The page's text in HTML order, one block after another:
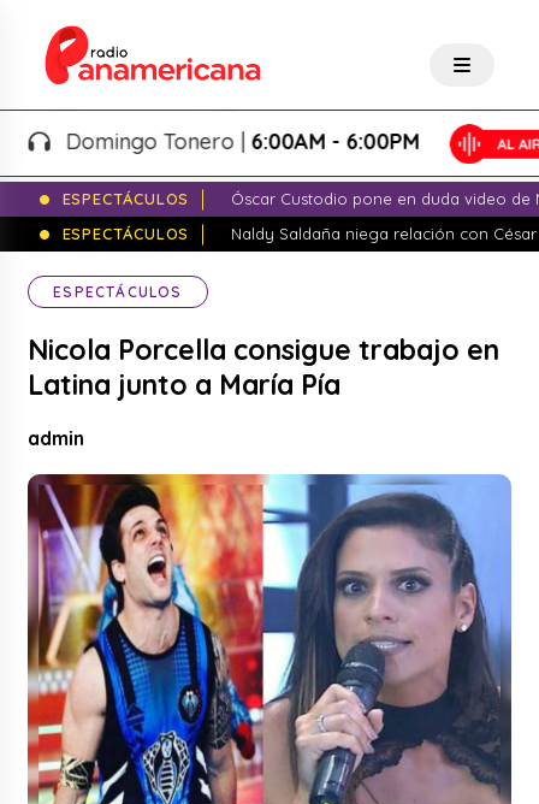
Domingo Tonero |6:00AM - 6:00PM
ESPECTÁCULOS
Óscar Custodio pone en duda video de
ESPECTÁCULOS
Naldy Saldaña niega relación con
ESPECTÁCULOS
Nicola Porcella consigue trabajo en
Latina junto a María Pía
admin